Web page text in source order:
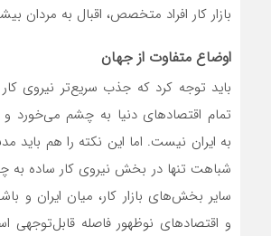
بازار کار افراد متخصص، اقبال به مردان
اوضاع متفاوت از جهان
باید توجه کرد که جذب سریع‌تر نیروی
تمام اقتصادهای دنیا به چشم می‌خورد
به ایران نیست. اما این نکته را هم باید
شباهت تنها در بخش نیروی کار ساده
سایر بخش‌های بازار کار، میان ایران و
و اقتصادهای نوظهور فاصله قابل‌توجهی